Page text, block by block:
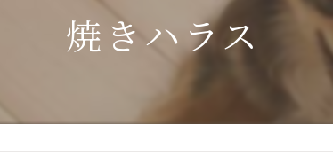
成犬紹介
焼きハラス